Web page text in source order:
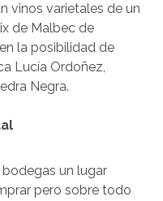
vinos varietales de un
de Malbec de
la posibilidad de
Lucía Ordoñez,
Negra.
un lugar
pero sobre todo